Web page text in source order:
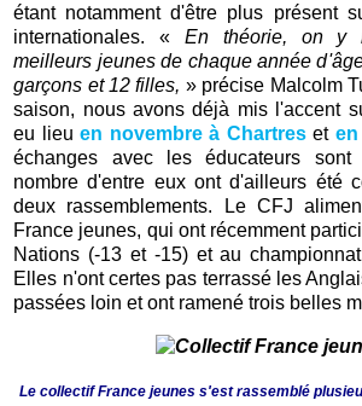
étant notamment d'être plus présent
internationales. « En théorie, on y
meilleurs jeunes de chaque année
garçons et 12 filles, » précise Malcolm
saison, nous avons déjà mis l'accent
eu lieuen novembreà Chartreset
échanges avec les éducateurs sont
nombre d'entre eux ont d'ailleurs été
deux rassemblements. Le CFJ
France jeunes, qui ont récemment
Nations (-13 et -15) et au
Elles n'ont certes pas terrassé les
passées loin et ont ramené trois belles
Le collectif France jeunes s'est rassemblé